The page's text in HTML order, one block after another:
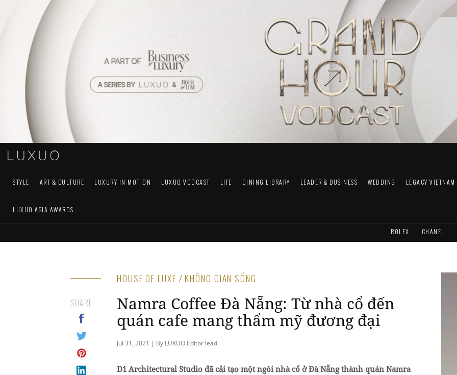
STYLE ART & CULTURE LUXURY IN MOTION LUXUO VODCAST LIFE DINING LIBRARY LEADER & BUSINESS WEDDING LEGACY VIETNAM
LUXUO ASIA AWARDS
ROLEX CHANEL
HOUSE OF LUXE / KHÔNG GIAN SỐNG
Namra Coffee Đà Nẵng: Từ nhà cổ đến
quán cafe mang thẩm mỹ đương đại
Jul 31, 2021 | By LUXUO Editor lead
SHARE
D1 Architectural Studio đã cải tạo một ngôi nhà cổ ở Đà Nẵng thành quán Namra